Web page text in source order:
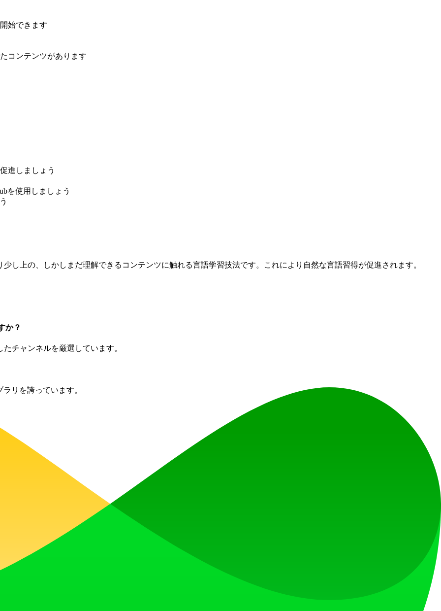
始できます
コンテンツがあります
進しましょう
を使用しましょう
し上の、しかしまだ理解できるコンテンツに触れる言語学習技法です。これにより自然な言語習得が促進されます。
か？
チャンネルを厳選しています。
リを誇っています。
Webpack
発見され、次なるものを愛するコミュニティと共に勢いを築くためのプロダクトローンチプラットフォームです。